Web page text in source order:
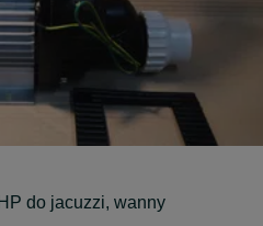
do jacuzzi, wanny